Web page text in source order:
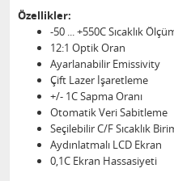
Özellikler:
-50 ... +550C Sıcaklık
12:1 Optik Oran
Ayarlanabilir Emissivity
Çift Lazer İşaretleme
+/- 1C Sapma Oranı
Otomatik Veri Sabitleme
Seçilebilir C/F Sıcaklık
Aydınlatmalı LCD Ekran
0,1C Ekran Hassasiyeti